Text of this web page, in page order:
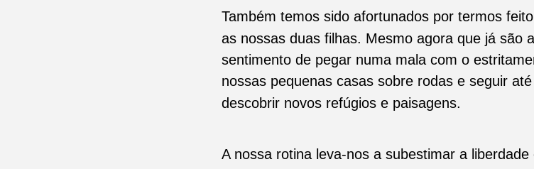
Também temos sido afortunados por termos
as nossas duas filhas. Mesmo agora que já são
sentimento de pegar numa mala com o
nossas pequenas casas sobre rodas e seguir
descobrir novos refúgios e paisagens.
A nossa rotina leva-nos a subestimar a